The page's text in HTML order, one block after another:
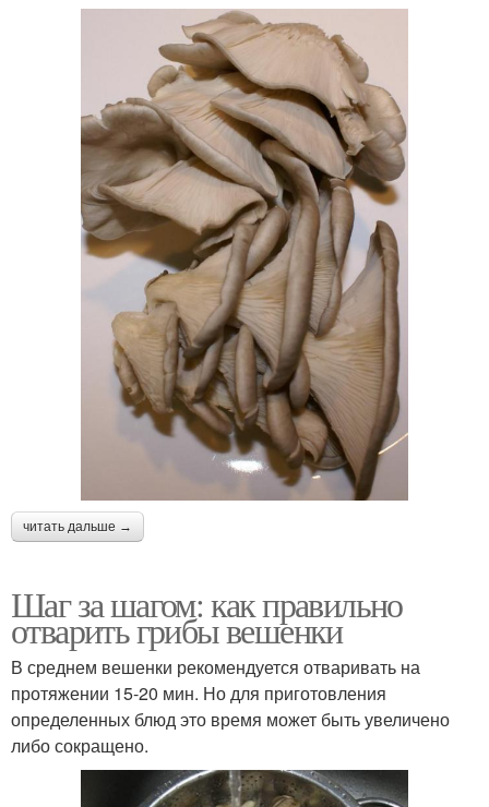
читать дальше →
Шаг за шагом: как правильно
отварить грибы вешенки
В среднем вешенки рекомендуется отваривать на
протяжении 15-20 мин. Но для приготовления
определенных блюд это время может быть увеличено
либо сокращено.